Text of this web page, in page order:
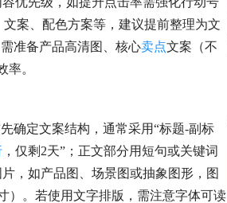
案、配色方案等，建议提前整理为文
准备产品高清图、核心卖点文案（不
。
确定文案结构，通常采用“标题-副标
，仅剩2天”；正文部分用短句或关键词
，如产品图、场景图或抽象图形，图
）。若使用文字排版，需注意字体可读